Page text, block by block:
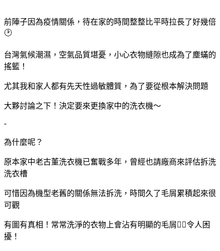
前陣子因為疫情關係，待在家的時間整整比平時拉長了好幾倍
🕑
台灣氣候潮濕，空氣品質堪憂，小心衣物縫隙也成為了塵蟎的
搖籃！
尤其我和家人都有先天性過敏體質，為了要從根本解決問題
大夥討論之下！決定要來更換家中的洗衣機～
-
為什麼呢？
原本家中老古董洗衣機已奮戰多年，曾經也請廠商來評估拆洗
洗衣槽
可惜因為機型老舊的關係無法拆洗，時間久了毛屑累積起來很
可觀
有圖有真相！常常洗淨的衣物上會沾有明顯的毛屑🤦‍♀令人困
擾！